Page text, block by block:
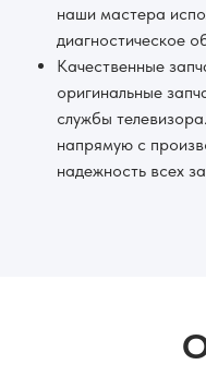
наши мастера
диагностическое
Качественные
оригинальные
службы
напрямую с
надежность всех